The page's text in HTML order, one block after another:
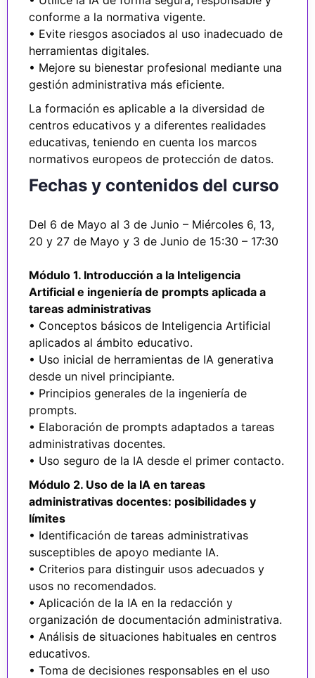
conforme a la normativa vigente.
• Evite riesgos asociados al uso inadecuado de
herramientas digitales.
• Mejore su bienestar profesional mediante una
gestión administrativa más eficiente.
La formación es aplicable a la diversidad de
centros educativos y a diferentes realidades
educativas, teniendo en cuenta los marcos
normativos europeos de protección de datos.
Fechas y contenidos del curso
Del 6 de Mayo al 3 de Junio – Miércoles 6, 13,
20 y 27 de Mayo y 3 de Junio de 15:30 – 17:30
Módulo 1. Introducción a la Inteligencia
Artificial e ingeniería de prompts aplicada a
tareas administrativas
• Conceptos básicos de Inteligencia Artificial
aplicados al ámbito educativo.
• Uso inicial de herramientas de IA generativa
desde un nivel principiante.
• Principios generales de la ingeniería de
prompts.
• Elaboración de prompts adaptados a tareas
administrativas docentes.
• Uso seguro de la IA desde el primer contacto.
Módulo 2. Uso de la IA en tareas
administrativas docentes: posibilidades y
límites
• Identificación de tareas administrativas
susceptibles de apoyo mediante IA.
• Criterios para distinguir usos adecuados y
usos no recomendados.
• Aplicación de la IA en la redacción y
organización de documentación administrativa.
• Análisis de situaciones habituales en centros
educativos.
• Toma de decisiones responsables en el uso